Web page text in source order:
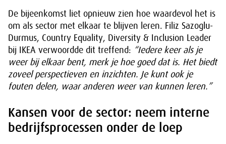
De bijeenkomst liet opnieuw zien hoe waardevol het is
om als sector met elkaar te blijven leren. Filiz Sazoglu-
Durmus, Country Equality, Diversity & Inclusion Leader
bij IKEA verwoordde dit treffend: “Iedere keer als je
weer bij elkaar bent, merk je hoe goed dat is. Het biedt
zoveel perspectieven en inzichten. Je kunt ook je
fouten delen, waar anderen weer van kunnen leren.”
Kansen voor de sector: neem interne
bedrijfsprocessen onder de loep